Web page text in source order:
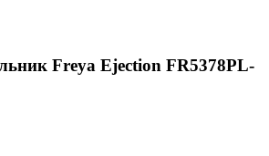
Freya Ejection FR5378PL-